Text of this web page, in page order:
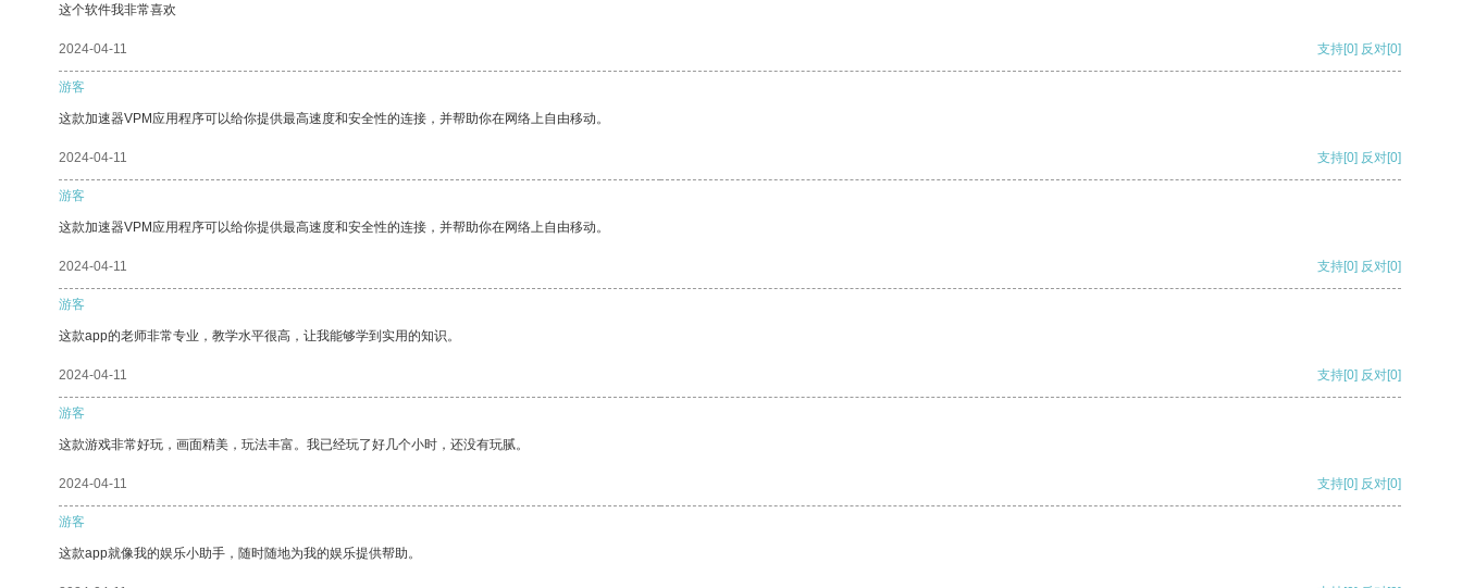
这个软件我非常喜欢
2024-04-11 支持[0] 反对[0]
游客
这款加速器VPM应用程序可以给你提供最高速度和安全性的连接，并帮助你在网络上自由移动。
2024-04-11 支持[0] 反对[0]
游客
这款加速器VPM应用程序可以给你提供最高速度和安全性的连接，并帮助你在网络上自由移动。
2024-04-11 支持[0] 反对[0]
游客
这款app的老师非常专业，教学水平很高，让我能够学到实用的知识。
2024-04-11 支持[0] 反对[0]
游客
这款游戏非常好玩，画面精美，玩法丰富。我已经玩了好几个小时，还没有玩腻。
2024-04-11 支持[0] 反对[0]
游客
这款app就像我的娱乐小助手，随时随地为我的娱乐提供帮助。